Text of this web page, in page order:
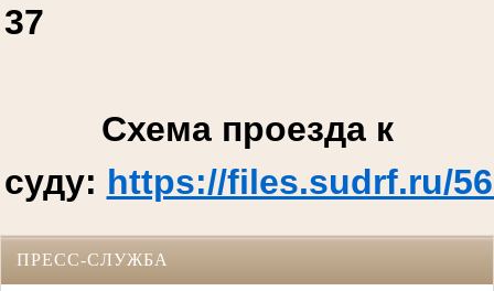
37
Схема проезда к
суду: https://files.sudrf.ru/
ПРЕСС-СЛУЖБА